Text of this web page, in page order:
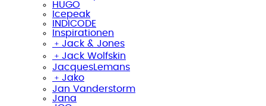
HUGO
Icepeak
INDICODE
Inspirationen
﹢ Jack & Jones
﹢ Jack Wolfskin
JacquesLemans
﹢ Jako
Jan Vanderstorm
Jana